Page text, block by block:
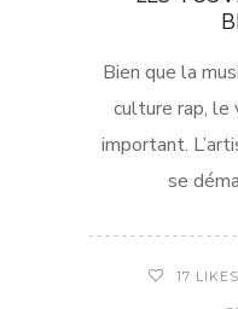
Bien que la
culture rap, le
important.
se
17 LIKES